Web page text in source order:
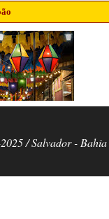
/ Salvador -